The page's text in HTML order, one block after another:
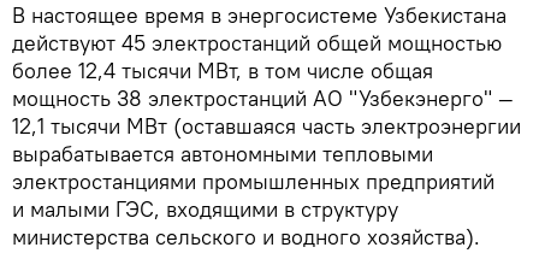
В настоящее время в энергосистеме Узбекистана
действуют 45 электростанций общей мощностью
более 12,4 тысячи МВт, в том числе общая
мощность 38 электростанций АО "Узбекэнерго" —
12,1 тысячи МВт (оставшаяся часть электроэнергии
вырабатывается автономными тепловыми
электростанциями промышленных предприятий
и малыми ГЭС, входящими в структуру
министерства сельского и водного хозяйства).